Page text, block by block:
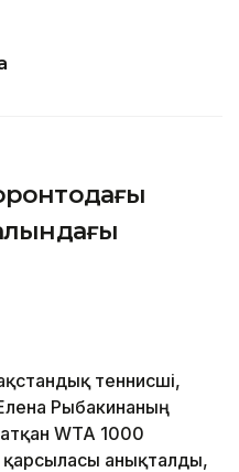
теннисші,
Рыбакинаның
WTA 1000
қарсыласы анықталды,